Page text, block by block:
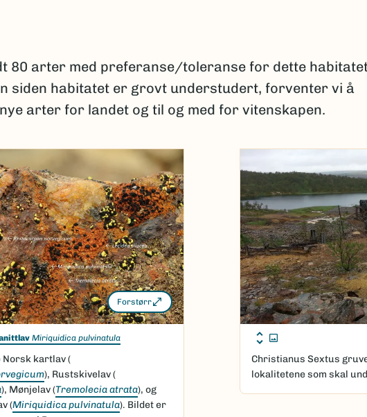
80 arter med preferanse/toleranse for dette
siden habitatet er grovt understudert, forventer vi å
arter for landet og til og med for vitenskapen.
Forstørr
Miriquidica pulvinatula
Norsk kartlav (
), Rustskivelav (
), Mønjelav (Tremolecia atrata), og
(Miriquidica pulvinatula). Bildet er
Christianus Sextus
lokalitetene som skal